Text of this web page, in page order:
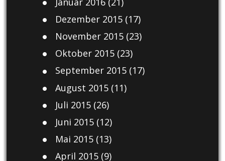
Dezember 2015(17)
November 2015(23)
Oktober 2015(23)
September 2015(17)
August 2015(11)
Juli 2015(26)
Juni 2015(12)
Mai 2015(13)
April 2015(9)